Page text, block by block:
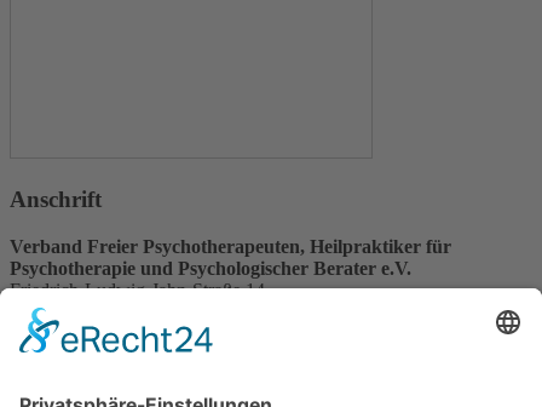
Anschrift
Verband Freier Psychotherapeuten, Heilpraktiker für
Psychotherapie und Psychologischer Berater e.V.
Friedrich-Ludwig-Jahn-Straße 14
31582 Nienburg/Weser
Service-Team